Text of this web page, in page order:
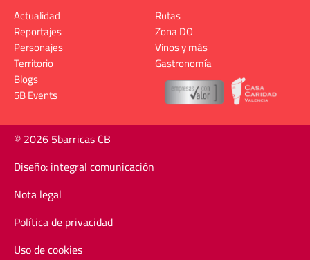
Actualidad
Reportajes
Personajes
Territorio
Rutas
Zona DO
Vinos y más
Gastronomía
Blogs
5B Events
© 2026 5barricas CB
Diseño: integral comunicación
Nota legal
Política de privacidad
Uso de cookies